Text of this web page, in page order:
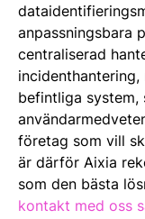
anpassningsbara
centraliserad
befintliga
företag som vill
är därför Aixia
som den bästa
kontakt med oss